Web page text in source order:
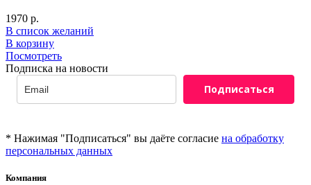
1970 р.
В список желаний
В корзину
Посмотреть
Подписка на новости
Подписаться
* Нажимая "Подписаться" вы даёте согласие на обработку
персональных данных
Компания